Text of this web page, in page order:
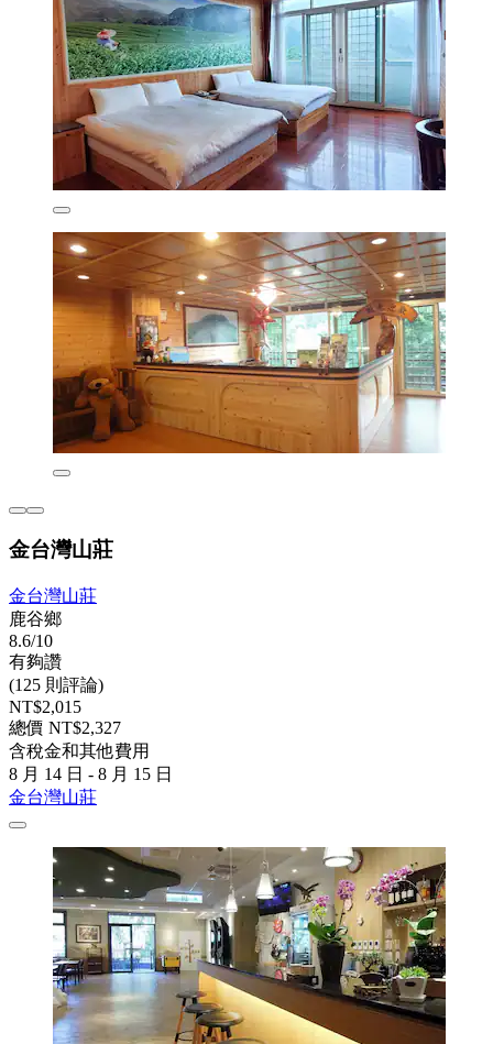
金台灣山莊
金台灣山莊
鹿谷鄉
8.6/10
有夠讚
(125 則評論)
NT$2,015
總價 NT$2,327
含稅金和其他費用
8 月 14 日 - 8 月 15 日
金台灣山莊